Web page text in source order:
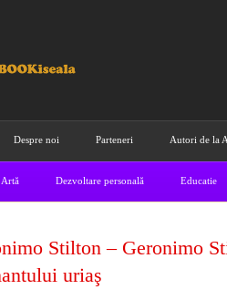
Despre noi Parteneri Autori de la
Artă Dezvoltare personală Educatie
Stilton – Geronimo
uriaş